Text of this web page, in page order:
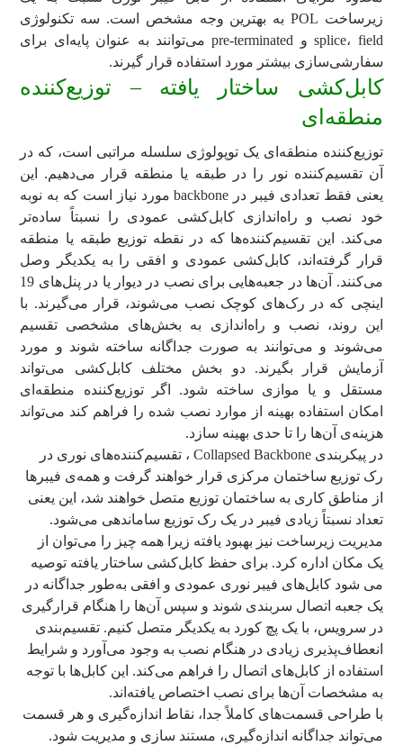
زیرساخت POL به بهترین وجه مشخص است. سه تکنولوژی
splice، field و pre-terminated می‌توانند به عنوان پایه‌ای برای
سفارشی‌سازی بیشتر مورد استفاده قرار گیرند.
کابل‌کشی ساختار یافته – توزیع‌کننده
منطقه‌ای
توزیع‌کننده منطقه‌ای یک توپولوژی سلسله مراتبی است، که در
آن تقسیم‌کننده نور را در طبقه یا منطقه قرار می‌دهیم. این
یعنی فقط تعدادی فیبر در backbone مورد نیاز است که به نوبه
خود نصب و راه‌اندازی کابل‌کشی عمودی را نسبتاً ساده‌تر
می‌کند. این تقسیم‌کننده‌ها که در نقطه توزیع طبقه یا منطقه
قرار گرفته‌اند، کابل‌کشی عمودی و افقی را به یکدیگر وصل
می‌کنند. آن‌ها در جعبه‌هایی برای نصب در دیوار یا در پنل‌‌های 19
اینچی که در رک‌های کوچک نصب می‌شوند، قرار می‌گیرند. با
این روند، نصب و راه‌اندازی به بخش‌های مشخصی تقسیم
می‌شوند و می‌توانند به صورت جداگانه ساخته شوند و مورد
آزمایش قرار بگیرند. دو بخش مختلف کابل‌کشی می‌تواند
مستقل و یا موازی ساخته شود. اگر توزیع‌کننده منطقه‌ای
امکان استفاده بهینه از موارد نصب شده را فراهم ‌کند می‌تواند
هزینه‌ی آن‌ها را تا حدی بهینه ‌سازد.
در پیکربندی Collapsed Backbone ، تقسیم‌کننده‌های نوری در
رک توزیع ساختمان مرکزی قرار خواهند گرفت و همه‌ی فیبرها
از مناطق کاری به ساختمان توزیع متصل خواهند شد، این یعنی
تعداد نسبتاً زیادی فیبر در یک رک توزیع ساماندهی می‌شود.
مدیریت زیرساخت نیز بهبود یافته زیرا همه چیز را می‌توان از
یک مکان اداره کرد. برای حفظ کابل‌کشی ساختار یافته توصیه
می شود کابل‌های فیبر نوری عمودی و افقی به‌طور جداگانه در
یک جعبه اتصال سربندی شوند و سپس آن‌ها را هنگام قرارگیری
در سرویس، با یک پچ کورد به یکدیگر متصل کنیم. تقسیم‌بندی
انعطاف‌پذیری زیادی در هنگام نصب به وجود می‌آورد و شرایط
استفاده از کابل‌های اتصال را فراهم می‌کند. این کابل‌ها با توجه
به مشخصات آن‌ها برای نصب اختصاص یافته‌اند.
با طراحی قسمت‌های کاملاً جدا، نقاط اندازه‌گیری و هر قسمت
می‌تواند جداگانه اندازه‌گیری، مستند سازی و مدیریت شود.